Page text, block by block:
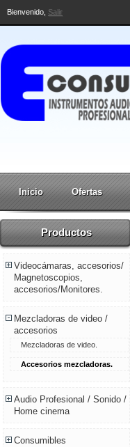
Bienvenido, Salir
Inicio Ofertas
Productos
Videocámaras, accesorios/
Magnetoscopios,
accesorios/Monitores.
Mezcladoras de video /
accesorios
Mezcladoras de video.
Accesorios mezcladoras.
Audio Profesional / Sonido /
Home cinema
Consumibles